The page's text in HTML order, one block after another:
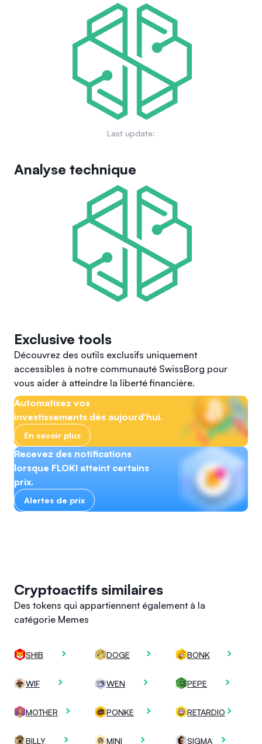
mondial, avec une approche systématique visant à créer un
changement dans le monde réel et à donner du pouvoir aux
individus à travers l'éducation, des offres utilitaires incluant
des NFTs, DeFi, et des initiatives dirigées par la communauté.
Last update:
Analyse technique
Exclusive tools
Découvrez des outils exclusifs uniquement
accessibles à notre communauté SwissBorg pour
vous aider à atteindre la liberté financière.
Automatisez vos
investissements dès aujourd'hui.
En savoir plus
Recevez des notifications
lorsque FLOKI atteint certains
prix.
Alertes de prix
Cryptoactifs similaires
Des tokens qui appartiennent également à la
catégorie Memes
SHIB DOGE BONK
WIF WEN PEPE
MOTHER PONKE RETARDIO
BILLY MINI SIGMA